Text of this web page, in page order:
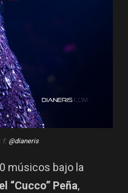
f: @dianeris
músicos bajo la
“Cucco” Peña,